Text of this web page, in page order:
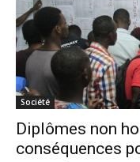
Société
Diplômes non
conséquences